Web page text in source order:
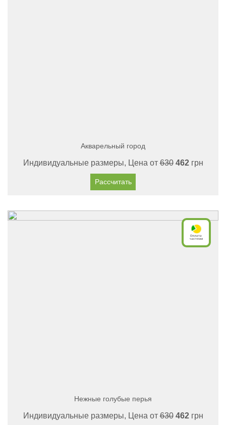
Акварельный город
Индивидуальные размеры, Цена от630 462грн
Рассчитать
Нежные голубые перья
Индивидуальные размеры, Цена от630 462грн